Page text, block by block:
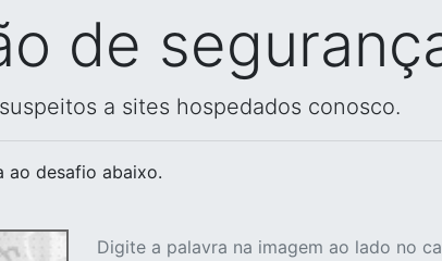
de
a sites hospedados conosco.
ao desafio abaixo.
Digite a palavra na imagem ao lado no